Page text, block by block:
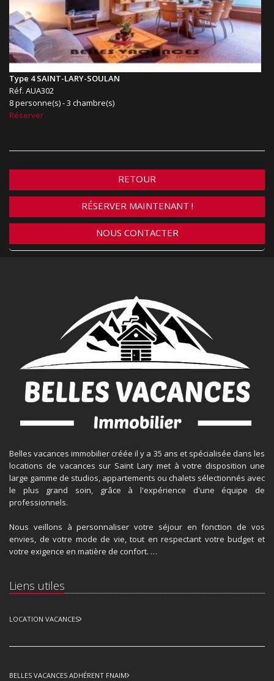
Type 4 SAINT-LARY-SOULAN
Réf. AUA302
8 personne(s) - 3 chambre(s)
Réserver
RETOUR
RÉSERVER MAINTENANT !
NOUS CONTACTER
Belles vacances immobilier créée il y a 35 ans et spécialisée dans les
locations de vacances sur Saint Lary met à votre disposition une
large gamme de studios, appartements ou chalets sélectionnés avec
le plus grand soin, grâce à l'expérience d'une équipe de
professionnels.
Nous veillons à personnaliser votre séjour en fonction de vos
envies, de votre mode de vie, tout en respectant votre budget et
votre exigence en matière de confort. …
Liens utiles
LOCATION VACANCES
BELLES VACANCES ADHÉRENT FNAIM